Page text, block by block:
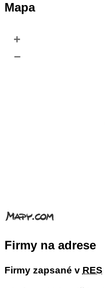
Mapa
+
–
Firmy na adrese
Firmy zapsané v RES